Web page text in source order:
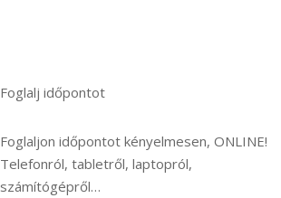
Foglalj időpontot
Foglaljon időpontot kényelmesen, ONLINE!
Telefonról, tabletről, laptopról,
számítógépről…